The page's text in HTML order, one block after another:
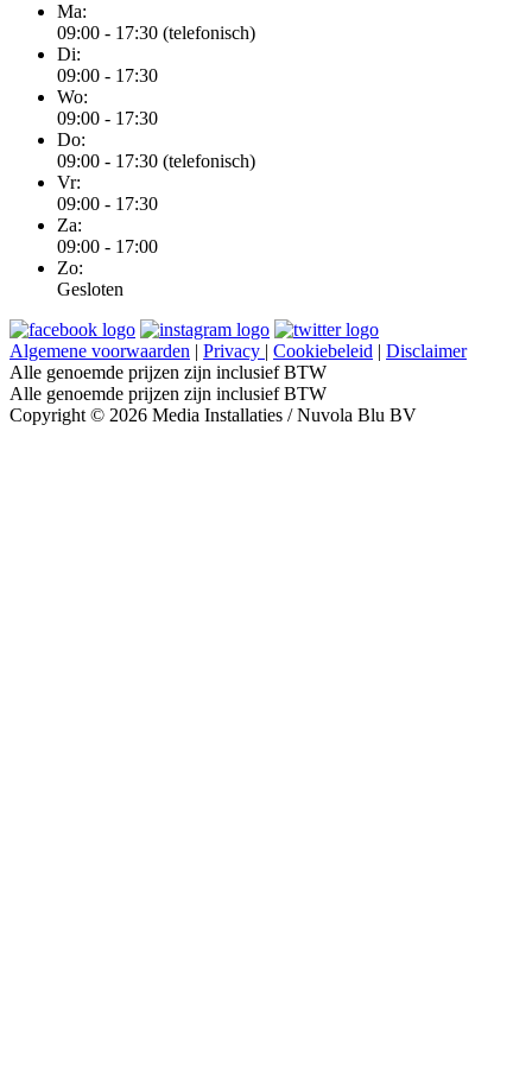
Ma:
09:00 - 17:30 (telefonisch)
Di:
09:00 - 17:30
Wo:
09:00 - 17:30
Do:
09:00 - 17:30 (telefonisch)
Vr:
09:00 - 17:30
Za:
09:00 - 17:00
Zo:
Gesloten
Algemene voorwaarden | Privacy | Cookiebeleid | Disclaimer
Alle genoemde prijzen zijn inclusief BTW
Alle genoemde prijzen zijn inclusief BTW
Copyright © 2026 Media Installaties / Nuvola Blu BV